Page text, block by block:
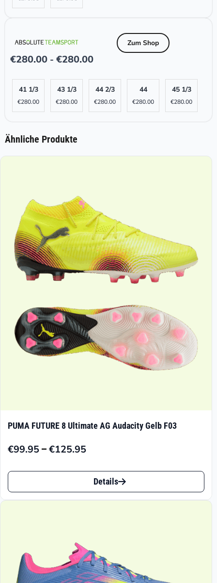
€280.00 - €280.00
Zum Shop
41 1/3
€280.00
43 1/3
€280.00
44 2/3
€280.00
44
€280.00
45 1/3
€280.00
Ähnliche Produkte
PUMA FUTURE 8 Ultimate AG Audacity Gelb F03
€99.95–€125.95
Preisspanne:
€125.95
Dieses
Produkt
auf.
Die
Details